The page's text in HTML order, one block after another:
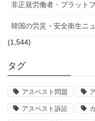
非正規労働者・プラット
韓国の労災・安全衛生ニ
(1,544)
タグ
アスベスト問題
アスベスト訴訟